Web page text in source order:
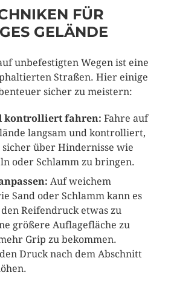
FÜR
GELÄNDE
unbefestigten Wegen ist eine
Straßen. Hier einige
sicher zu meistern:
kontrolliert fahren: Fahre auf
langsam und kontrolliert,
über Hindernisse wie
oder Schlamm zu bringen.
Auf weichem
Sand oder Schlamm kann es
Reifendruck etwas zu
größere Auflagefläche zu
Grip zu bekommen.
Druck nach dem Abschnitt